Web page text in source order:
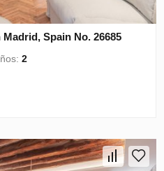
Spain No. 26685
2